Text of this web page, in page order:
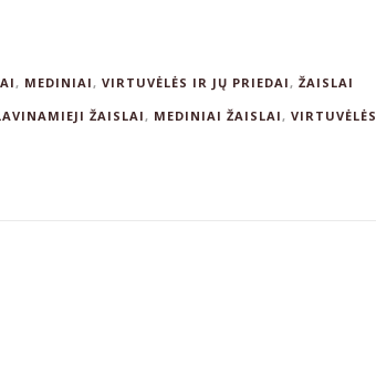
, MEDINIAI, VIRTUVĖLĖS IR JŲ PRIEDAI, ŽAISLAI
ŽAISLAI, MEDINIAI ŽAISLAI, VIRTUVĖLĖS